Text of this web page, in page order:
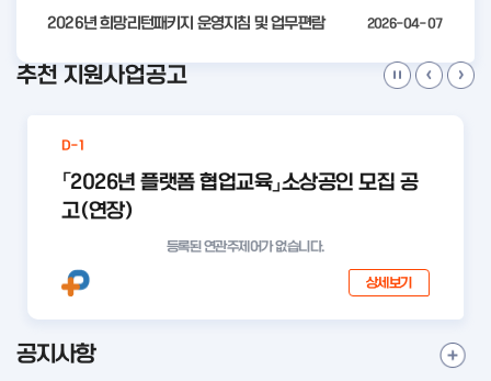
2026년 희망리턴패키지 운영지침 및 업무편람 2026-04-07
추천 지원사업공고
D-1
「2026년 플랫폼 협업교육」소상공인 모집 공
고(연장)
등록된 연관주제어가 없습니다.
상세보기
I공지사항
공